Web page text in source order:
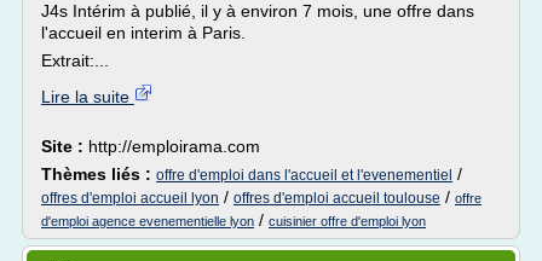
J4s Intérim à publié, il y à environ 7 mois, une offre dans
l'accueil en interim à Paris.
Extrait:...
Lire la suite
Site : http://emploirama.com
Thèmes liés : offre d'emploi dans l'accueil et l'evenementiel /
offres d'emploi accueil lyon / offres d'emploi accueil toulouse / offre
d'emploi agence evenementielle lyon / cuisinier offre d'emploi lyon